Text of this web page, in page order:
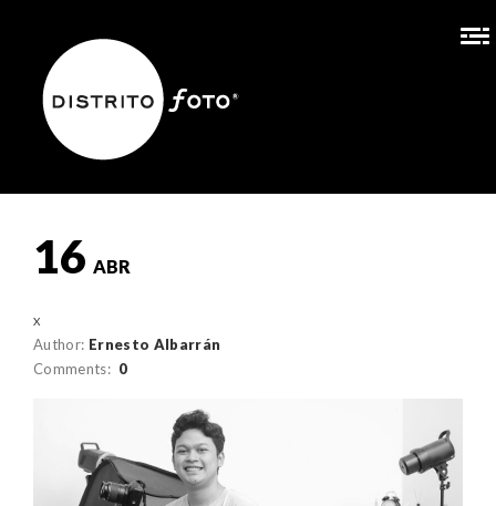
16 ABR
Author: Ernesto Albarrán
Comments: 0